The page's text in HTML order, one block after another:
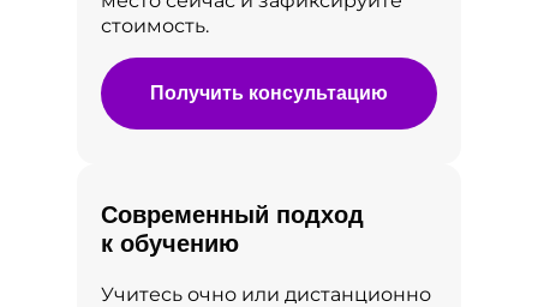
стоимость.
Получить консультацию
Современный подход
к обучению
Учитесь очно или дистанционно